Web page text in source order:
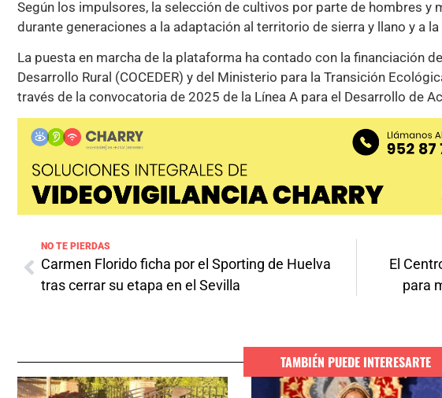
Según los impulsores, la selección de cultivos por parte de hombres y
durante generaciones a la adaptación al territorio de sierra y llano y a
La puesta en marcha de la plataforma ha contado con la financiación
Desarrollo Rural (COCEDER) y del Ministerio para la Transición
través de la convocatoria de 2025 de la Línea A para el Desarrollo de
NO TE PIERDAS
Carmen Florido ficha por el Sporting de Huelva
tras cerrar su etapa en el Sevilla
El
para
TAMBIÉN PUEDE INTERESARTE